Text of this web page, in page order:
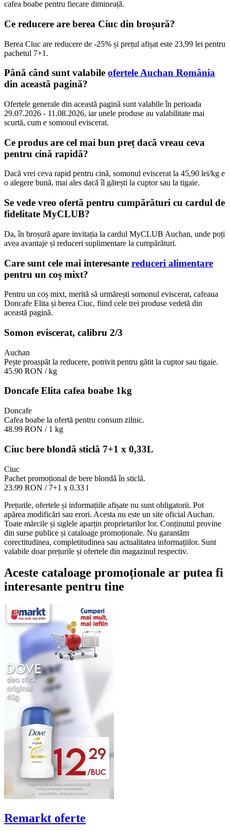
cafea boabe pentru fiecare dimineață.
Ce reducere are berea Ciuc din broșură?
Berea Ciuc are reducere de -25% și prețul afișat este 23,99 lei pentru
pachetul 7+1.
Până când sunt valabile ofertele Auchan România
din această pagină?
Ofertele generale din această pagină sunt valabile în perioada
29.07.2026 - 11.08.2026, iar unele produse au valabilitate mai
scurtă, cum e somonul eviscerat.
Ce produs are cel mai bun preț dacă vreau ceva
pentru cină rapidă?
Dacă vrei ceva rapid pentru cină, somonul eviscerat la 45,90 lei/kg e
o alegere bună, mai ales dacă îl gătești la cuptor sau la tigaie.
Se vede vreo ofertă pentru cumpărături cu cardul de
fidelitate MyCLUB?
Da, în broșură apare invitația la cardul MyCLUB Auchan, unde poți
avea avantaje și reduceri suplimentare la cumpărături.
Care sunt cele mai interesante reduceri alimentare
pentru un coș mixt?
Pentru un coș mixt, merită să urmărești somonul eviscerat, cafeaua
Doncafe Elita și berea Ciuc, fiind cele trei produse vedetă din
această pagină.
Somon eviscerat, calibru 2/3
Auchan
Pește proaspăt la reducere, potrivit pentru gătit la cuptor sau tigaie.
45.90 RON / kg
Doncafe Elita cafea boabe 1kg
Doncafe
Cafea boabe la ofertă pentru consum zilnic.
48.99 RON / 1 kg
Ciuc bere blondă sticlă 7+1 x 0,33L
Ciuc
Pachet promoțional de bere blondă în sticlă.
23.99 RON / 7+1 x 0.33 l
Prețurile, ofertele și informațiile afișate nu sunt obligatorii. Pot
apărea modificări sau erori. Acesta nu este un site oficial Auchan.
Toate mărcile și siglele aparțin proprietarilor lor. Conținutul provine
din surse publice și cataloage promoționale. Nu garantăm
corectitudinea, completitudinea sau actualitatea informațiilor. Sunt
valabile doar prețurile și ofertele din magazinul respectiv.
Aceste cataloage promoționale ar putea fi
interesante pentru tine
Remarkt oferte